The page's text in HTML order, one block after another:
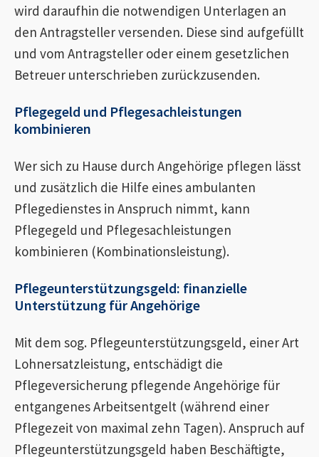
wird daraufhin die notwendigen Unterlagen an
den Antragsteller versenden. Diese sind aufgefüllt
und vom Antragsteller oder einem gesetzlichen
Betreuer unterschrieben zurückzusenden.
Pflegegeld und Pflegesachleistungen
kombinieren
Wer sich zu Hause durch Angehörige pflegen lässt
und zusätzlich die Hilfe eines ambulanten
Pflegedienstes in Anspruch nimmt, kann
Pflegegeld und Pflegesachleistungen
kombinieren (Kombinationsleistung).
Pflegeunterstützungsgeld: finanzielle
Unterstützung für Angehörige
Mit dem sog. Pflegeunterstützungsgeld, einer Art
Lohnersatzleistung, entschädigt die
Pflegeversicherung pflegende Angehörige für
entgangenes Arbeitsentgelt (während einer
Pflegezeit von maximal zehn Tagen). Anspruch auf
Pflegeunterstützungsgeld haben Beschäftigte,